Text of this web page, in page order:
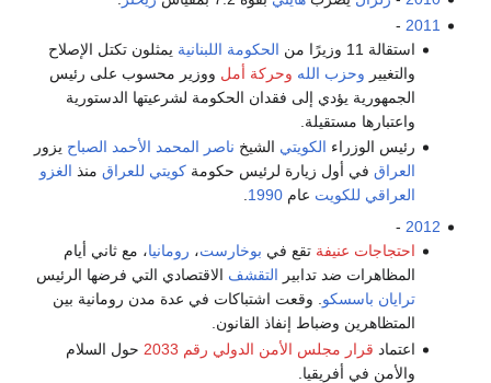
2011
-
استقالة 11 وزيرًا من
الحكومة اللبنانية يمثلون تكتل الإصلاح
والتغيير وحزب الله وحركة أمل ووزير محسوب على رئيس
الجمهورية يؤدي إلى فقدان الحكومة لشرعيتها الدستورية
واعتبارها مستقيلة.
رئيس الوزراء الكويتي الشيخ ناصر المحمد الأحمد الصباح يزور
العراقفي أول زيارة لرئيس حكومة كويتي للعراقمنذ الغزو
العراقي للكويت عام 1990
.
2012
-
احتجاجات عنيفة تقع في بوخارست، رومانيا، مع ثاني أيام
المظاهرات ضد تدابير التقشف الاقتصادي التي فرضها الرئيس
ترايان باسسكو. وقعت اشتباكات في عدة مدن رومانية بين
المتظاهرين وضباط إنفاذ القانون.
اعتماد قرار مجلس الأمن الدولي رقم 2033
حول السلام
والأمن في أفريقيا.